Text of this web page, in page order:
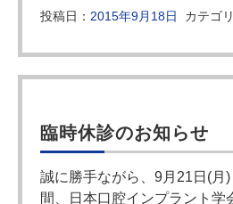
投稿日： 2015年9月18日 カテゴ
臨時休診のお知らせ
誠に勝手ながら、9月21日(月)
間、日本口腔インプラント学